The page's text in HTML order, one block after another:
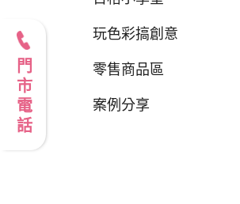
玩色彩搞創意
零售商品區
案例分享
門市電話